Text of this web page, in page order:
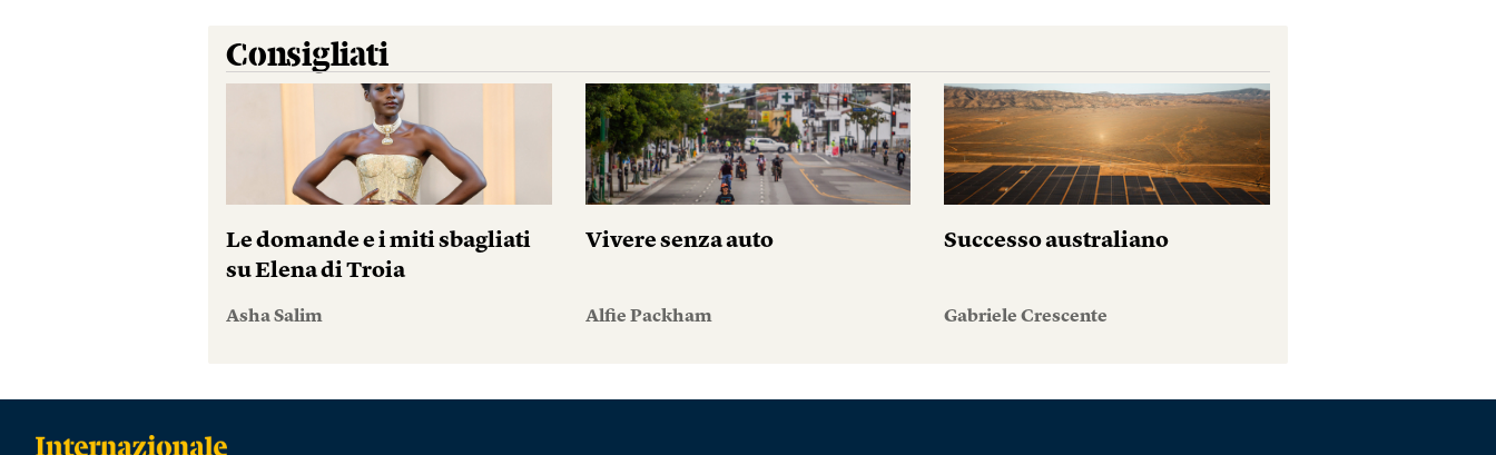
Consigliati
Le domande e i miti sbagliati
su Elena di Troia
Asha Salim
Vivere senza auto
Alfie Packham
Successo australiano
Gabriele Crescente